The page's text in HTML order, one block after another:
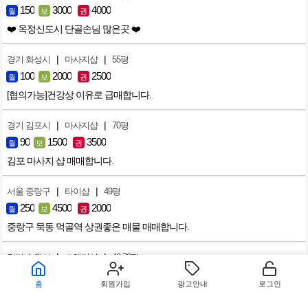
월 150 보 3000 권 4000
❤️ 옥정신도시 단골손님 많은곳 ❤️
경기 화성시 | 마사지샵 | 55평
월 100 보 2000 권 2500
[협의가능]건강상 이유로 급매합니다.
경기 김포시 | 마사지샵 | 70평
월 90 보 1500 권 3500
김포 마사지 샵 매매합니다.
서울 중랑구 | 타이샵 | 49평
월 250 보 4500 권 2000
중랑구 묵동 먹골역 상권좋은 매물 매매합니다.
경기 수원시 | 스웨디시 | 42.79평
100 보 8000
홈 회원가입 광고안내 로그인